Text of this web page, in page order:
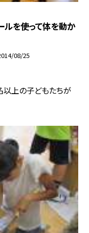
を使って体を動か
08/25
以上の子どもたちが